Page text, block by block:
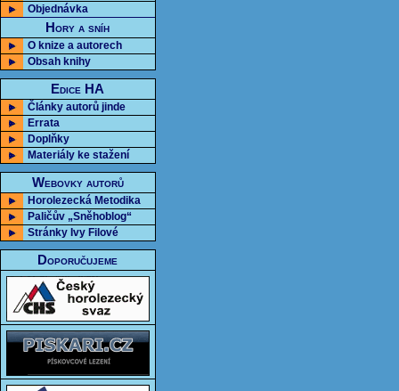
Objednávka
Hory a sníh
O knize a autorech
Obsah knihy
Edice HA
Články autorů jinde
Errata
Doplňky
Materiály ke stažení
Webovky autorů
Horolezecká Metodika
Paličův „Sněhoblog“
Stránky Ivy Filové
Doporučujeme